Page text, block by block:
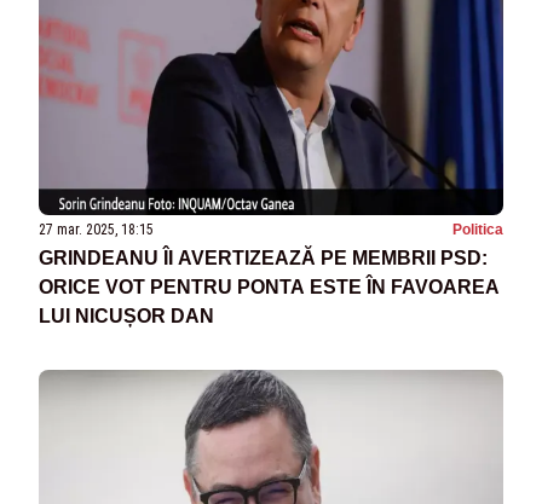
27 mar. 2025, 18:15 Politica
GRINDEANU ÎI AVERTIZEAZĂ PE MEMBRII PSD:
ORICE VOT PENTRU PONTA ESTE ÎN FAVOAREA
LUI NICUȘOR DAN